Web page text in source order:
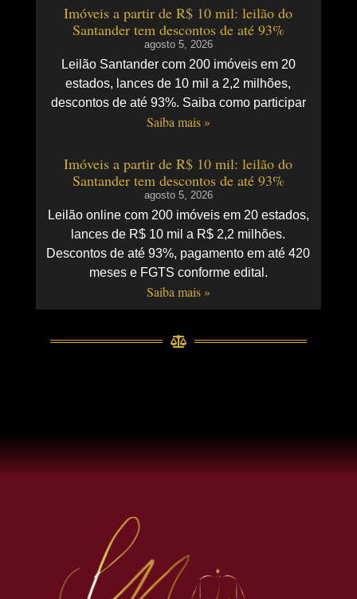
Imóveis a partir de R$ 10 mil: leilão do
Santander tem descontos de até 93%
agosto 5, 2026
Leilão Santander com 200 imóveis em 20
estados, lances de 10 mil a 2,2 milhões,
descontos de até 93%. Saiba como participar
Saiba mais »
Imóveis a partir de R$ 10 mil: leilão do
Santander tem descontos de até 93%
agosto 5, 2026
Leilão online com 200 imóveis em 20 estados,
lances de R$ 10 mil a R$ 2,2 milhões.
Descontos de até 93%, pagamento em até 420
meses e FGTS conforme edital.
Saiba mais »